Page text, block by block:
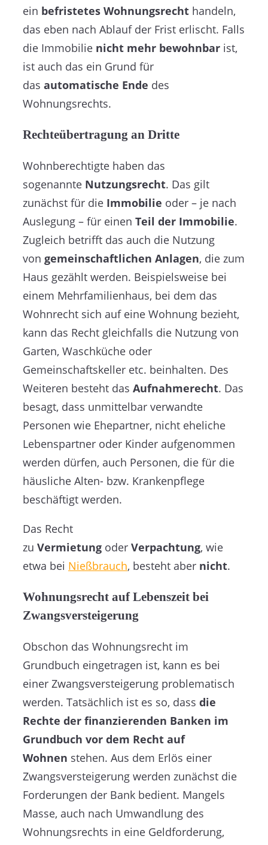
ein befristetes Wohnungsrecht handeln,
das eben nach Ablauf der Frist erlischt. Falls
die Immobilie nicht mehr bewohnbar ist,
ist auch das ein Grund für
das automatische Ende des
Wohnungsrechts.
Rechteübertragung an Dritte
Wohnberechtigte haben das
sogenannte Nutzungsrecht. Das gilt
zunächst für die Immobilie oder – je nach
Auslegung – für einen Teil der Immobilie.
Zugleich betrifft das auch die Nutzung
von gemeinschaftlichen Anlagen, die zum
Haus gezählt werden. Beispielsweise bei
einem Mehrfamilienhaus, bei dem das
Wohnrecht sich auf eine Wohnung bezieht,
kann das Recht gleichfalls die Nutzung von
Garten, Waschküche oder
Gemeinschaftskeller etc. beinhalten. Des
Weiteren besteht das Aufnahmerecht. Das
besagt, dass unmittelbar verwandte
Personen wie Ehepartner, nicht eheliche
Lebenspartner oder Kinder aufgenommen
werden dürfen, auch Personen, die für die
häusliche Alten- bzw. Krankenpflege
beschäftigt werden.
Das Recht
zu Vermietung oder Verpachtung, wie
etwa bei Nießbrauch, besteht aber nicht.
Wohnungsrecht auf Lebenszeit bei
Zwangsversteigerung
Obschon das Wohnungsrecht im
Grundbuch eingetragen ist, kann es bei
einer Zwangsversteigerung problematisch
werden. Tatsächlich ist es so, dass die
Rechte der finanzierenden Banken im
Grundbuch vor dem Recht auf
Wohnen stehen. Aus dem Erlös einer
Zwangsversteigerung werden zunächst die
Forderungen der Bank bedient. Mangels
Masse, auch nach Umwandlung des
Wohnungsrechts in eine Geldforderung,